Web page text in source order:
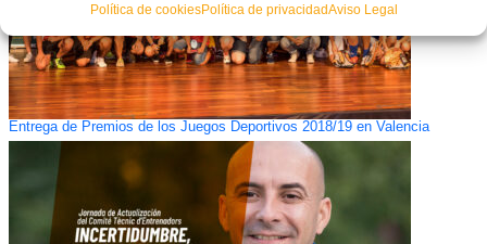
Política de cookiesPolítica de privacidadAviso Legal
Entrega de Premios de los Juegos Deportivos 2018/19 en Valencia